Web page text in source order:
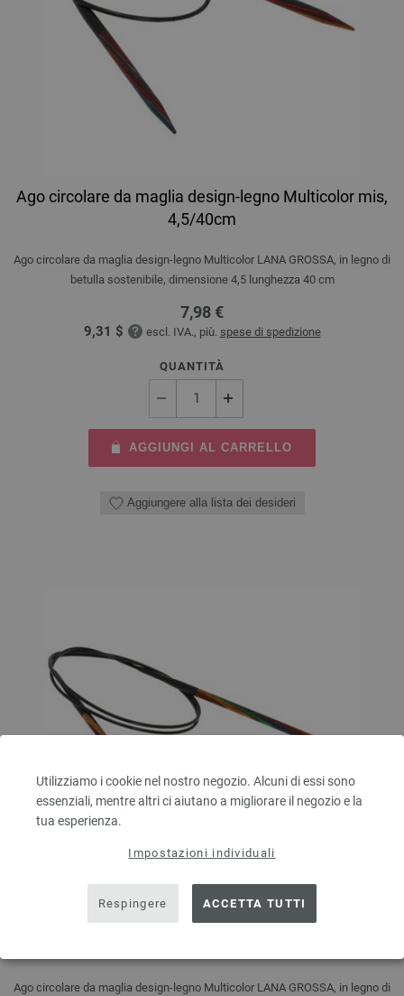
Utilizziamo i cookie nel nostro negozio. Alcuni di essi sono
essenziali, mentre altri ci aiutano a migliorare il negozio e la
tua esperienza.
Impostazioni individuali
Respingere ACCETTA TUTTI
Ago circolare da maglia design-legno Multicolor mis,
4,5/40cm
Ago circolare da maglia design-legno Multicolor LANA GROSSA, in legno di
betulla sostenibile, dimensione 4,5 lunghezza 40 cm
7,98 €
9,31 $ escl. IVA., più. spese di spedizione
QUANTITÀ
AGGIUNGI AL CARRELLO
Aggiungere alla lista dei desideri
Ago circolare da maglia design-legno Multicolor mis,
Ago circolare da maglia design-legno Multicolor LANA GROSSA, in legno di